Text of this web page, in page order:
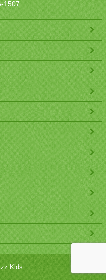
1507
Kids